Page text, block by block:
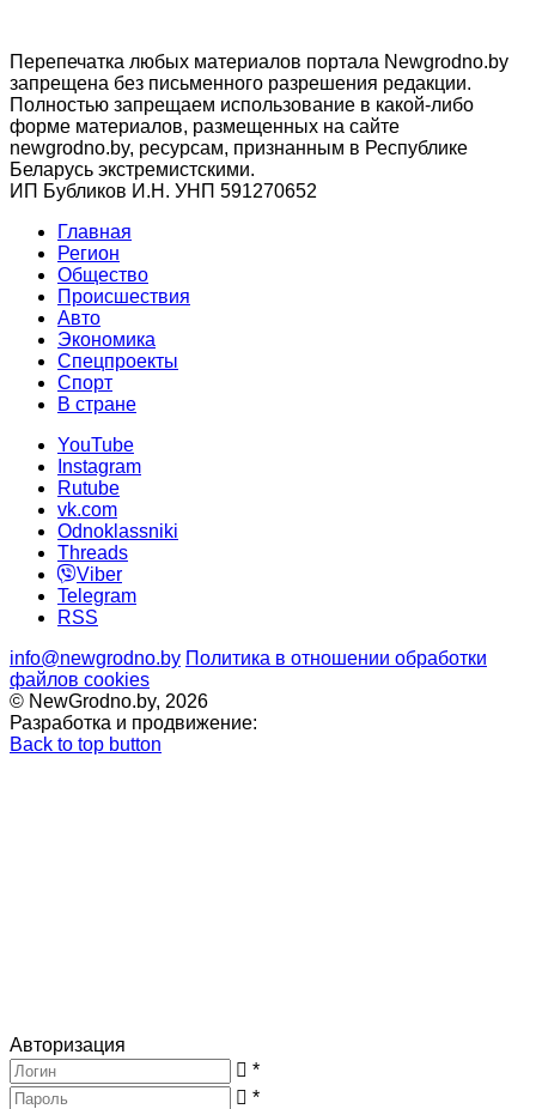
Перепечатка любых материалов портала Newgrodno.by
запрещена без письменного разрешения редакции.
Полностью запрещаем использование в какой-либо
форме материалов, размещенных на сайте
newgrodno.by, ресурсам, признанным в Республике
Беларусь экстремистскими.
ИП Бубликов И.Н. УНП 591270652
Главная
Регион
Общество
Происшествия
Авто
Экономика
Спецпроекты
Cпорт
В стране
YouTube
Instagram
Rutube
vk.com
Odnoklassniki
Threads
Viber
Telegram
RSS
info@newgrodno.by Политика в отношении обработки
файлов cookies
© NewGrodno.by, 2026
Разработка и продвижение:
Back to top button
Авторизация
*
*